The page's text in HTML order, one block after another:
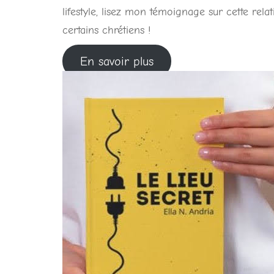
lifestyle, lisez mon témoignage sur cette
certains chrétiens !
En savoir plus